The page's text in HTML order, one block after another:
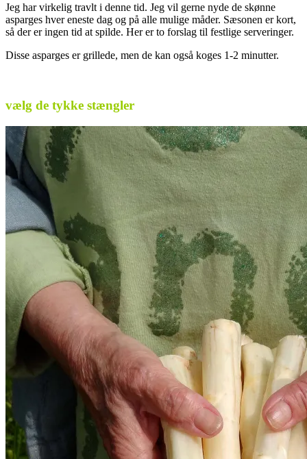
Jeg har virkelig travlt i denne tid. Jeg vil gerne nyde de skønne
asparges hver eneste dag og på alle mulige måder. Sæsonen er kort,
så der er ingen tid at spilde. Her er to forslag til festlige serveringer.
Disse asparges er grillede, men de kan også koges 1-2 minutter.
vælg de tykke stængler